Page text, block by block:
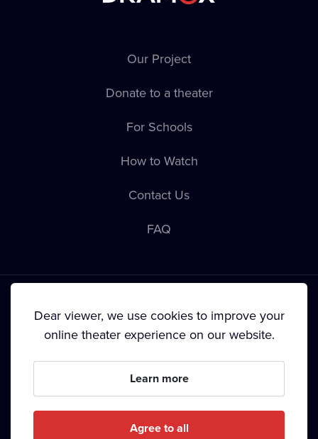
Our Project
Donate to a theater
For Schools
How to Watch
Contact Us
FAQ
•Broadcasting
Dear viewer, we use cookies to improve your
online theater experience on our website.
Learn more
Agree to all